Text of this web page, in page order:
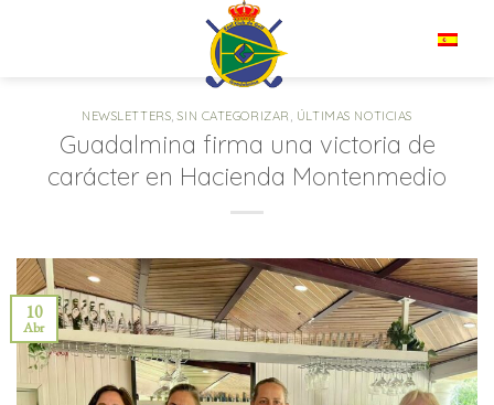
NEWSLETTERS,SIN CATEGORIZAR , ÚLTIMAS NOTICIAS
Guadalmina firma una victoria de
carácter en Hacienda Montenmedio
10
Abr